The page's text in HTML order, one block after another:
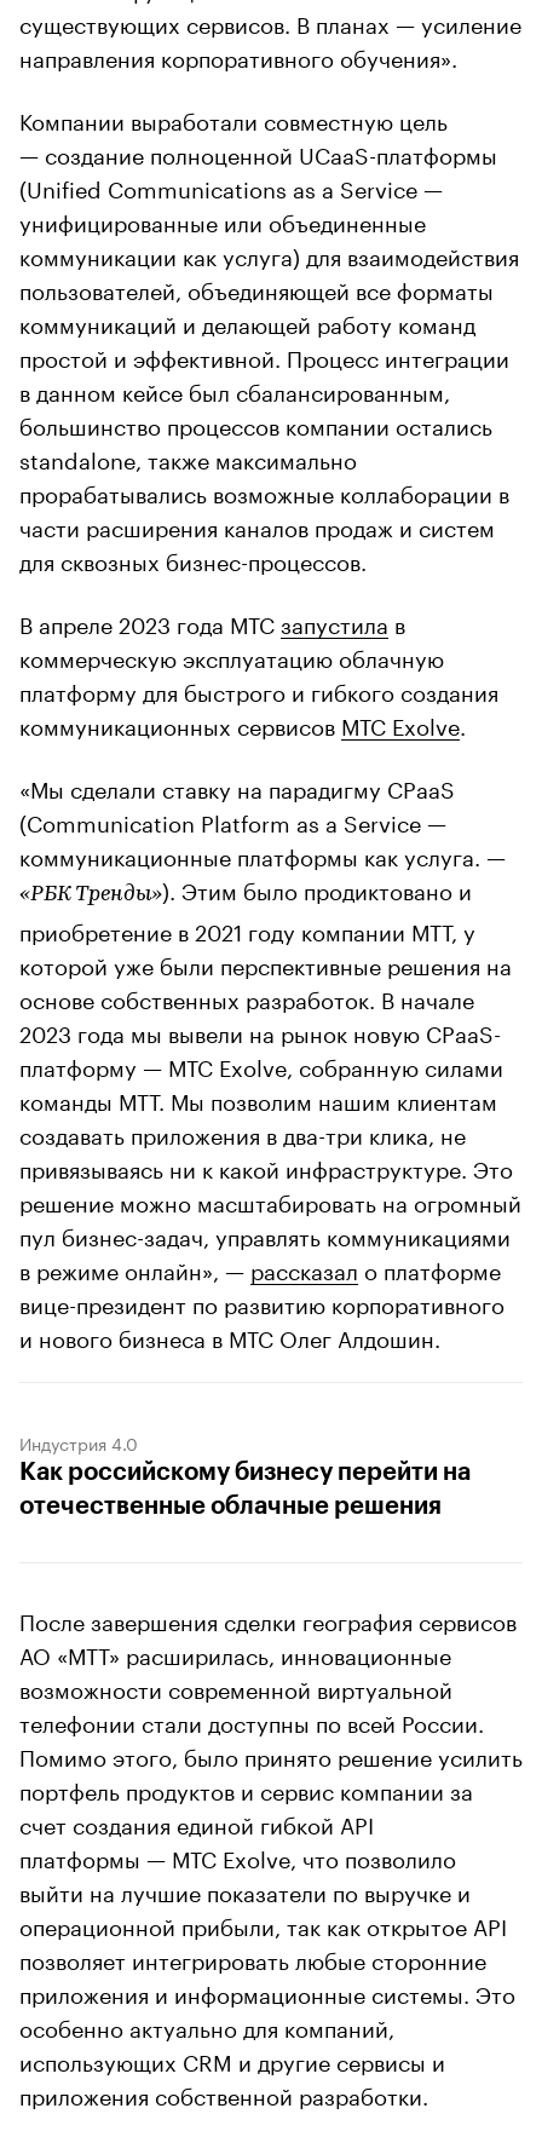
существующих сервисов. В планах — усиление
направления корпоративного обучения».
Компании выработали совместную цель
— создание полноценной UCaaS-платформы
(Unified Communications as a Service —
унифицированные или объединенные
коммуникации как услуга) для взаимодействия
пользователей, объединяющей все форматы
коммуникаций и делающей работу команд
простой и эффективной. Процесс интеграции
в данном кейсе был сбалансированным,
большинство процессов компании остались
standalone, также максимально
прорабатывались возможные коллаборации в
части расширения каналов продаж и систем
для сквозных бизнес-процессов.
В апреле 2023 года МТСзапустила в
коммерческую эксплуатацию облачную
платформу для быстрого и гибкого создания
коммуникационных сервисов МТС Exolve
«Мы сделали ставку на парадигму CPaaS
(Communication Platform as a Service —
коммуникационные платформы как услуга. —
«РБК Тренды»). Этим было продиктовано и
приобретение в 2021 году компании МТТ, у
которой уже были перспективные решения на
основе собственных разработок. В начале
2023 года мы вывели на рынок новую CPaaS-
платформу — МТС Exolve, собранную силами
команды МТТ. Мы позволим нашим клиентам
создавать приложения в два-три клика, не
привязываясь ни к какой инфраструктуре. Это
решение можно масштабировать на огромный
пул бизнес-задач, управлять коммуникациями
в режиме онлайн», — рассказал о платформе
вице-президент по развитию корпоративного
и нового бизнеса в МТС Олег Алдошин.
Индустрия 4.0
Как российскому бизнесу перейти на
отечественные облачные решения
После завершения сделки география сервисов
АО «МТТ» расширилась, инновационные
возможности современной виртуальной
телефонии стали доступны по всей России.
Помимо этого, было принято решение усилить
портфель продуктов и сервис компании за
счет создания единой гибкой API
платформы — МТС Exolve, что позволило
выйти на лучшие показатели по выручке и
операционной прибыли, так как открытое API
позволяет интегрировать любые сторонние
приложения и информационные системы. Это
особенно актуально для компаний,
использующих CRM и другие сервисы и
приложения собственной разработки.